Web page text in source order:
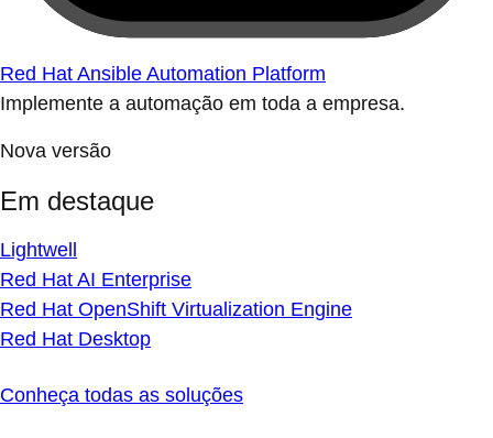
Red Hat Ansible Automation Platform
Implemente a automação em toda a empresa.
Nova versão
Em destaque
Lightwell
Red Hat AI Enterprise
Red Hat OpenShift Virtualization Engine
Red Hat Desktop
Conheça todas as soluções